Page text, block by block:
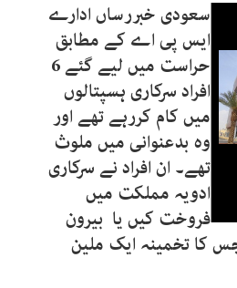
سعودی خبررساں ادارے
ایس پی اے کے مطابق
حراست میں لیے گئے 6
افراد سرکاری ہسپتالوں
میں کام کررہے تھے اور
وہ بدعنوانی میں ملوث
تھے۔ ان افراد نے سرکاری
ادویہ مملکت میں
فروخت کیں یا بیرون
کا تخمینہ ایک ملین